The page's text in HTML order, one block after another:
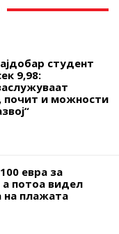
студент
9,98:
почит и можности
евра за
потоа видел
на плажата